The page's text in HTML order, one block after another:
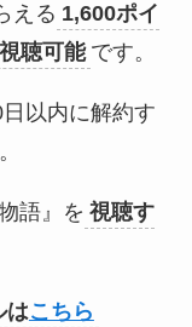
える 1,600ポイ
聴可能 です。
以内に解約す
語』を 視聴す
はこちら